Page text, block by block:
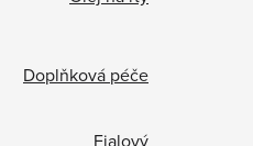
Doplňková péče
Fialový